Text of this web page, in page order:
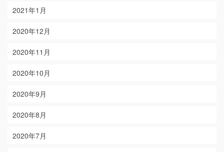
2021年1月
2020年12月
2020年11月
2020年10月
2020年9月
2020年8月
2020年7月